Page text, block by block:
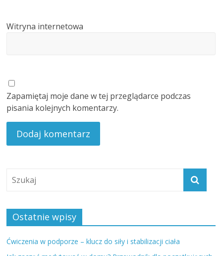
Witryna internetowa
Zapamiętaj moje dane w tej przeglądarce podczas
pisania kolejnych komentarzy.
Ostatnie wpisy
Ćwiczenia w podporze – klucz do siły i stabilizacji ciała